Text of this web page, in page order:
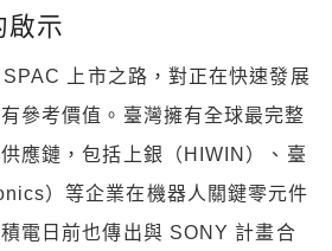
啟示
上市之路，對正在快速發展
參考價值。臺灣擁有全球最完整
應鏈，包括上銀（HIWIN）、臺
）等企業在機器人關鍵零元件
積電日前也傳出與 SONY 計畫合